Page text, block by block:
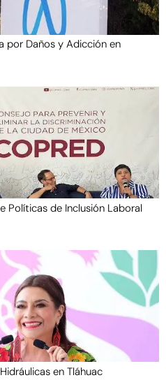
por Daños y Adicción en
Políticas de Inclusión Laboral
en Tláhuac